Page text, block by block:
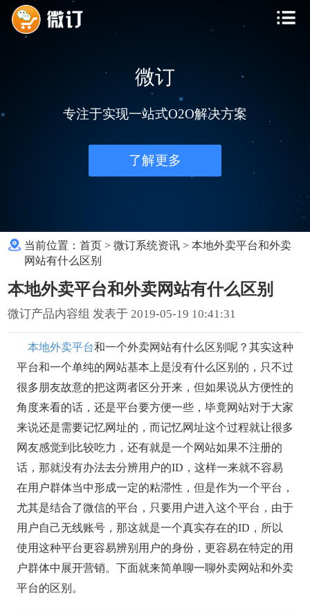
微订
专注于实现一站式O2O解决方案
了解更多
当前位置：首页 >微订系统资讯 >本地外卖平台和外卖
网站有什么区别
本地外卖平台和外卖网站有什么区别
微订产品内容组 发表于 2019-05-19 10:41:31
本地外卖平台和一个外卖网站有什么区别呢？其实这种
平台和一个单纯的网站基本上是没有什么区别的，只不过
很多朋友故意的把这两者区分开来，但如果说从方便性的
角度来看的话，还是平台要方便一些，毕竟网站对于大家
来说还是需要记忆网址的，而记忆网址这个过程就让很多
网友感觉到比较吃力，还有就是一个网站如果不注册的
话，那就没有办法去分辨用户的ID，这样一来就不容易
在用户群体当中形成一定的粘滞性，但是作为一个平台，
尤其是结合了微信的平台，只要用户进入这个平台，由于
用户自己无线账号，那这就是一个真实存在的ID，所以
使用这种平台更容易辨别用户的身份，更容易在特定的用
户群体中展开营销。下面就来简单聊一聊外卖网站和外卖
平台的区别。